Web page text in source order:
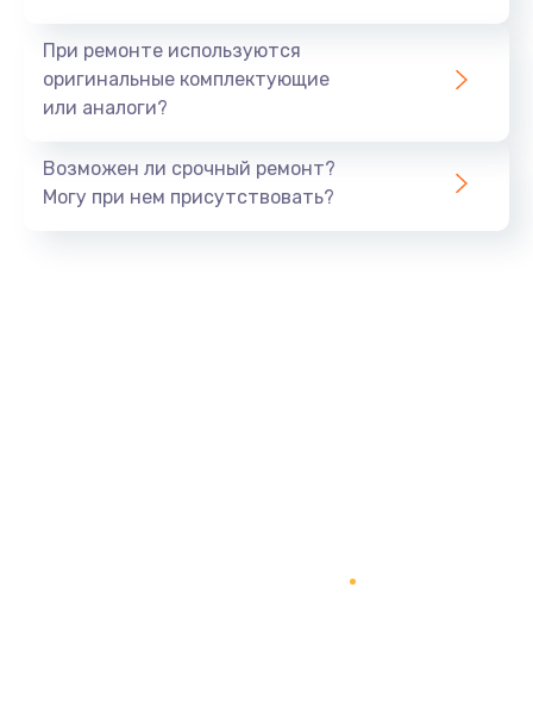
При ремонте используются
оригинальные комплектующие
или аналоги?
Возможен ли срочный ремонт?
Могу при нем присутствовать?